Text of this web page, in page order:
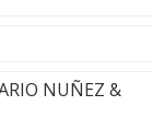
NUÑEZ &